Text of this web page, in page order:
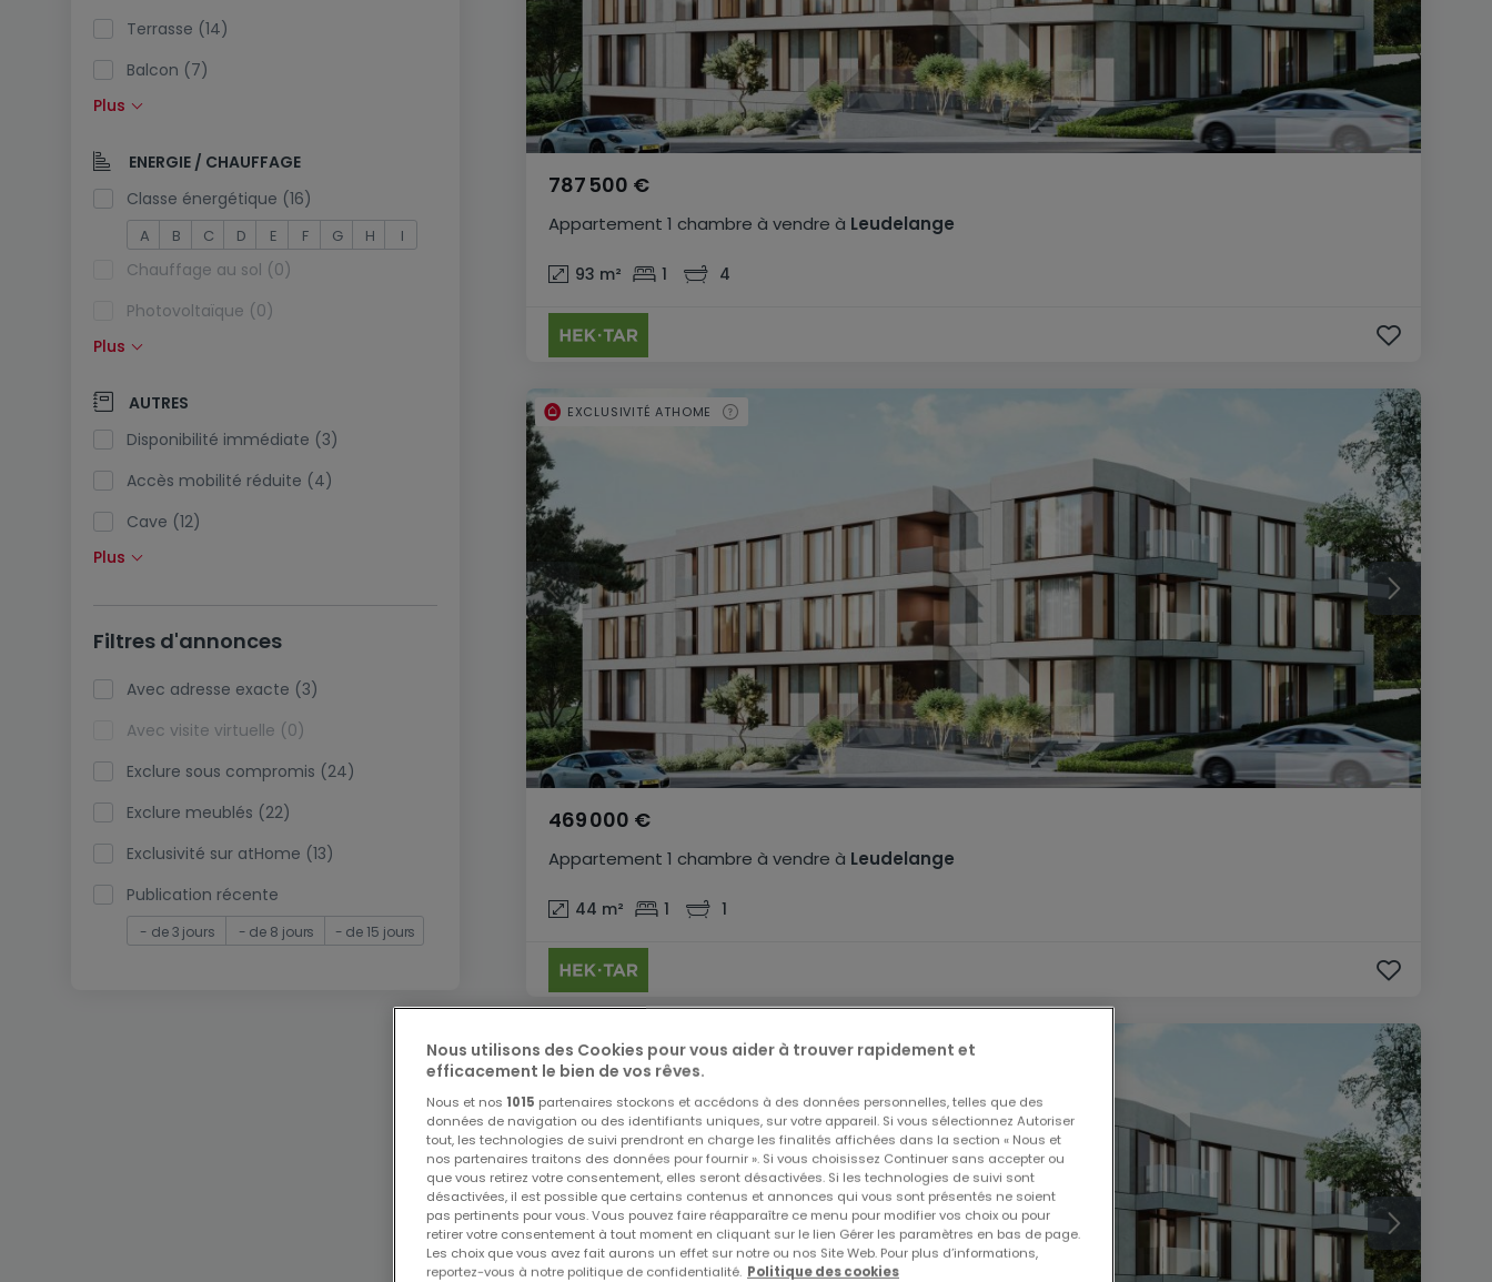
Appartement 1 chambre à vendre à Leudelange
787 500 €
93 m² 1 4
Appartement 1 chambre à vendre à Leudelange
469 000 €
44 m² 1 1
EXCLUSIVITÉ ATHOME
EXCLUSIVITÉ ATHOME
Terrasse (14)
Balcon (7)
Piscine (0)
Exposition sud (0)
Prise électrique dans le parking (0)
Plus
ENERGIE / CHAUFFAGE
Classe énergétique (16)
A B C D E F G H I
Chauffage au sol (0)
Photovoltaïque (0)
Panneaux solaires (0)
Pompe à chaleur (7)
Climatisation (0)
Fibre optique (2)
Plus
AUTRES
Disponibilité immédiate (3)
Accès mobilité réduite (4)
Cave (12)
Grenier (0)
Ascenseur (11)
Viager (0)
Biens de vacances (0)
Plus
Filtres d'annonces
Avec adresse exacte (3)
Avec visite virtuelle (0)
Exclure sous compromis (24)
Exclure meublés (22)
Exclusivité sur atHome (13)
Publication récente
- de 3 jours - de 8 jours - de 15 jours
Nous utilisons des Cookies pour vous aider à trouver rapidement et
efficacement le bien de vos rêves.
Nous et nos 1015 partenaires stockons et accédons à des données personnelles, telles que des
données de navigation ou des identifiants uniques, sur votre appareil. Si vous sélectionnez Autoriser
tout, les technologies de suivi prendront en charge les finalités affichées dans la section « Nous et
nos partenaires traitons des données pour fournir ». Si vous choisissez Continuer sans accepter ou
que vous retirez votre consentement, elles seront désactivées. Si les technologies de suivi sont
désactivées, il est possible que certains contenus et annonces qui vous sont présentés ne soient
pas pertinents pour vous. Vous pouvez faire réapparaître ce menu pour modifier vos choix ou pour
retirer votre consentement à tout moment en cliquant sur le lien Gérer les paramètres en bas de page.
Les choix que vous avez fait aurons un effet sur notre ou nos Site Web. Pour plus d’informations,
reportez-vous à notre politique de confidentialité. Politique des cookies